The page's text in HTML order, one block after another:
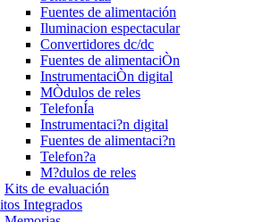
Fuentes de alimentación
Iluminacion espectacular
Convertidores dc/dc
Fuentes de alimentaciÒn
InstrumentaciÒn digital
MÒdulos de reles
TelefonÍa
Instrumentaci?n digital
Fuentes de alimentaci?n
Telefon?a
M?dulos de reles
Kits de evaluación
Integrados